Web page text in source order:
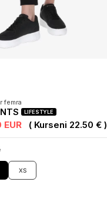
femra
LIFESTYLE
EUR ( Kurseni 22.50 € )
XS